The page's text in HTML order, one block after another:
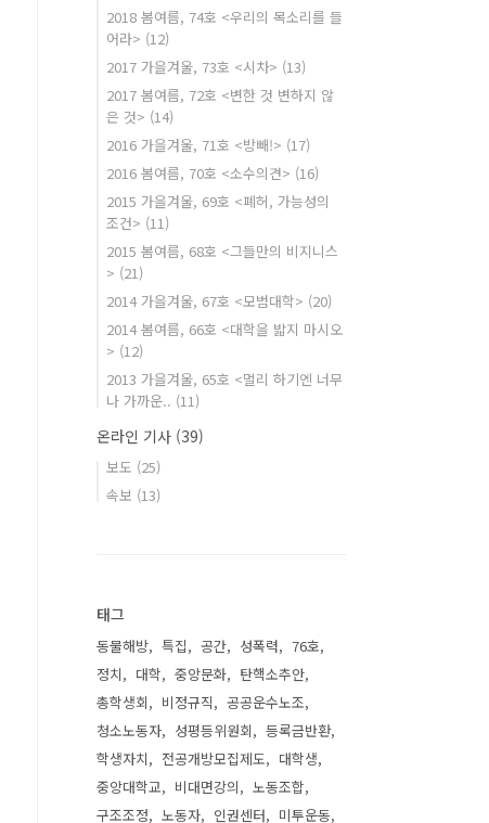
2018 봄여름, 74호 <우리의 목소리를 들
어라> (12)
2017 가을겨울, 73호 <시차> (13)
2017 봄여름, 72호 <변한 것 변하지 않
은 것> (14)
2016 가을겨울, 71호 <방빼!> (17)
2016 봄여름, 70호 <소수의견> (16)
2015 가을겨울, 69호 <폐허, 가능성의
조건> (11)
2015 봄여름, 68호 <그들만의 비지니스
> (21)
2014 가을겨울, 67호 <모범대학> (20)
2014 봄여름, 66호 <대학을 밟지 마시오
> (12)
2013 가을겨울, 65호 <멀리 하기엔 너무
나 가까운.. (11)
온라인 기사 (39)
보도 (25)
속보 (13)
태그
동물해방 특집 공간 성폭력
76호
정치
대학 중앙문화
탄핵소추안
총학생회
비정규직
공공운수노조
청소노동자
성평등위원회
등록금반환
학생자치
전공개방모집제도
대학생
중앙대학교
비대면강의
노동조합
구조조정
노동자 인권센터
미투운동